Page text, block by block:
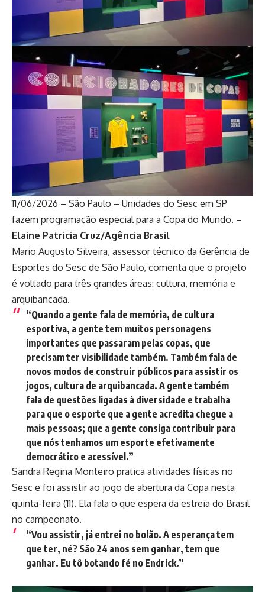
11/06/2026 – São Paulo – Unidades do Sesc em SP
fazem programação especial para a Copa do Mundo. –
Elaine Patricia Cruz/Agência Brasil
Mario Augusto Silveira, assessor técnico da Gerência de
Esportes do Sesc de São Paulo, comenta que o projeto
é voltado para três grandes áreas: cultura, memória e
arquibancada.
“Quando a gente fala de memória, de cultura
esportiva, a gente tem muitos personagens
importantes que passaram pelas copas, que
precisam ter visibilidade também. Também fala de
novos modos de construir públicos para assistir os
jogos, cultura de arquibancada. A gente também
fala de questões ligadas à diversidade e trabalha
para que o esporte que a gente acredita chegue a
mais pessoas; que a gente consiga contribuir para
que nós tenhamos um esporte efetivamente
democrático e acessível.”
Sandra Regina Monteiro pratica atividades físicas no
Sesc e foi assistir ao jogo de abertura da Copa nesta
quinta-feira (11). Ela fala o que espera da estreia do Brasil
no campeonato.
“Vou assistir, já entrei no bolão. A esperança tem
que ter, né? São 24 anos sem ganhar, tem que
ganhar. Eu tô botando fé no Endrick.”